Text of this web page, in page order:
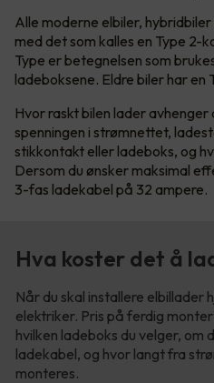
Alle moderne elbiler,
med det som kalles en Type 2-
Type er betegnelsen som
ladeboksene. Eldre biler har en
Hvor raskt bilen lader
spenningen i strømnettet,
stikkontakt eller ladeboks, og
Dersom du ønsker maksimal
3-fas ladekabel på 32 ampere.
Hva koster det å
Når du skal installere elbillader
elektriker. Pris på ferdig
hvilken ladeboks du velger, om
ladekabel, og hvor langt fra
monteres.